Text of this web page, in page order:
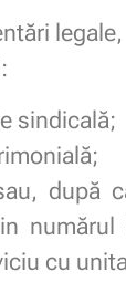
sindicală;
după
cu